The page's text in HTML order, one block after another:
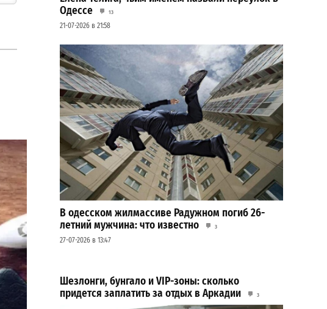
Одессе
13
21-07-2026 в 21:58
В одесском жилмассиве Радужном погиб 26-
летний мужчина: что известно
3
27-07-2026 в 13:47
Шезлонги, бунгало и VIP-зоны: сколько
придется заплатить за отдых в Аркадии
3